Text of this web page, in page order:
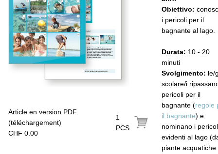
Article en version PDF
(téléchargement)
CHF 0.00
1
PCS
Obiettivo:
i pericoli per il
bagnante al lago.
Durata: 10 - 20
minuti
Svolgimento: le/
scolare/i
pericoli per il
bagnante (regole
il bagnante) e
nominano i
evidenti al lago
piante acquatiche